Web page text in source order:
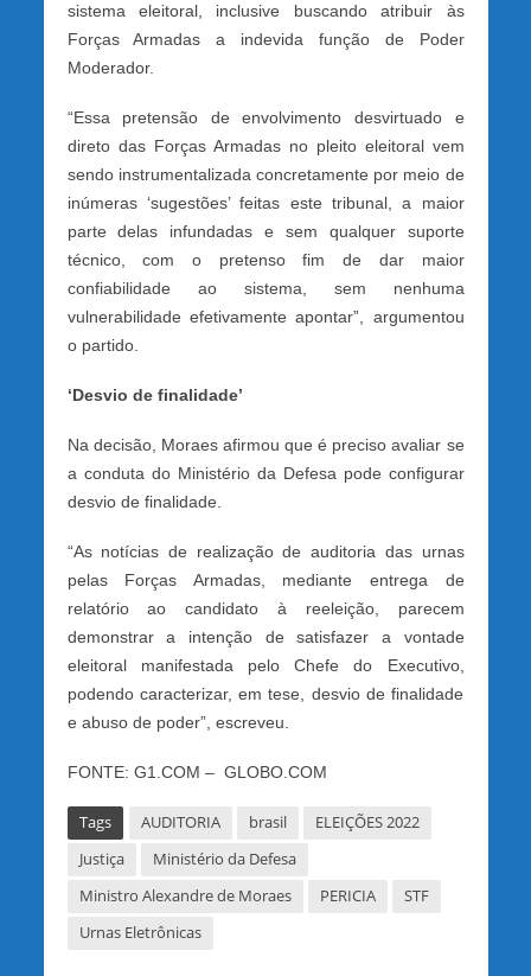
sistema eleitoral, inclusive buscando atribuir às
Forças Armadas a indevida função de Poder
Moderador.
“Essa pretensão de envolvimento desvirtuado e
direto das Forças Armadas no pleito eleitoral vem
sendo instrumentalizada concretamente por meio de
inúmeras ‘sugestões’ feitas este tribunal, a maior
parte delas infundadas e sem qualquer suporte
técnico, com o pretenso fim de dar maior
confiabilidade ao sistema, sem nenhuma
vulnerabilidade efetivamente apontar”, argumentou
o partido.
‘Desvio de finalidade’
Na decisão, Moraes afirmou que é preciso avaliar se
a conduta do Ministério da Defesa pode configurar
desvio de finalidade.
“As notícias de realização de auditoria das urnas
pelas Forças Armadas, mediante entrega de
relatório ao candidato à reeleição, parecem
demonstrar a intenção de satisfazer a vontade
eleitoral manifestada pelo Chefe do Executivo,
podendo caracterizar, em tese, desvio de finalidade
e abuso de poder”, escreveu.
FONTE: G1.COM – GLOBO.COM
Tags AUDITORIA brasil
ELEIÇÕES 2022
Justiça
Ministério da Defesa
Ministro Alexandre de Moraes
PERICIA
STF
Urnas Eletrônicas